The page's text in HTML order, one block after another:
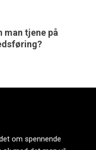
man tjene på
om spennende